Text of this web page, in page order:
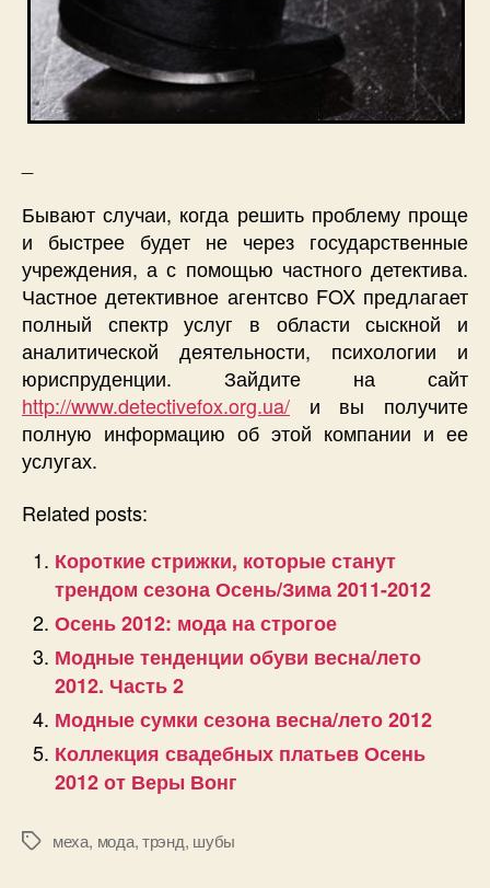
Бывают случаи, когда решить проблему проще
и быстрее будет не через государственные
учреждения, а с помощью частного детектива.
Частное детективное агентсво FOX предлагает
полный спектр услуг в области сыскной и
аналитической деятельности, психологии и
юриспруденции. Зайдите на сайт
http://www.detectivefox.org.ua/ и вы получите
полную информацию об этой компании и ее
услугах.
Related posts:
Короткие стрижки, которые станут
трендом сезона Осень/Зима 2011-2012
Осень 2012: мода на строгое
Модные тенденции обуви весна/лето
2012. Часть 2
Модные сумки сезона весна/лето 2012
Коллекция свадебных платьев Осень
2012 от Веры Вонг
Позначки
меха, мода,трэнд, шубы